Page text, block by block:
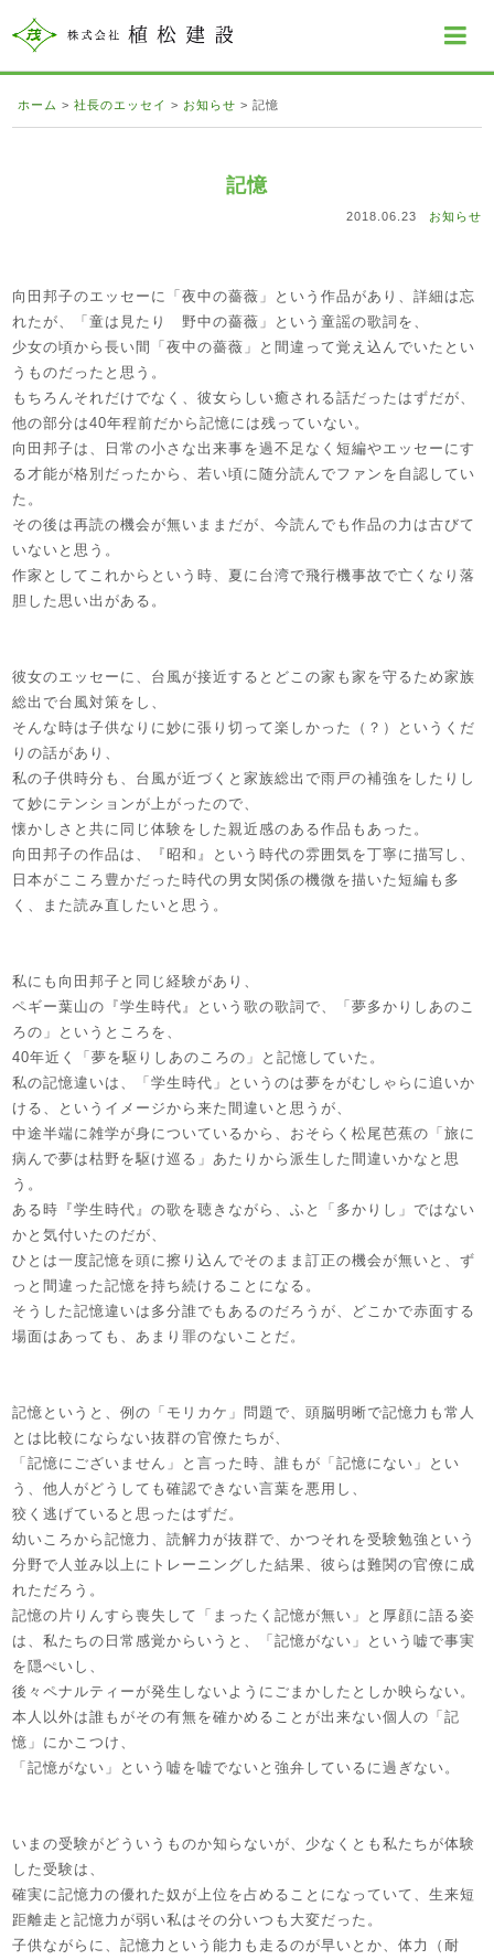
ホーム >社長のエッセイ > お知らせ >記憶
記憶
2018.06.23 お知らせ
向田邦子のエッセーに「夜中の薔薇」という作品があり、詳細は忘
れたが、「童は見たり 野中の薔薇」という童謡の歌詞を、
少女の頃から長い間「夜中の薔薇」と間違って覚え込んでいたとい
うものだったと思う。
もちろんそれだけでなく、彼女らしい癒される話だったはずだが、
他の部分は40年程前だから記憶には残っていない。
向田邦子は、日常の小さな出来事を過不足なく短編やエッセーにす
る才能が格別だったから、若い頃に随分読んでファンを自認してい
た。
その後は再読の機会が無いままだが、今読んでも作品の力は古びて
いないと思う。
作家としてこれからという時、夏に台湾で飛行機事故で亡くなり落
胆した思い出がある。
彼女のエッセーに、台風が接近するとどこの家も家を守るため家族
総出で台風対策をし、
そんな時は子供なりに妙に張り切って楽しかった（？）というくだ
りの話があり、
私の子供時分も、台風が近づくと家族総出で雨戸の補強をしたりし
て妙にテンションが上がったので、
懐かしさと共に同じ体験をした親近感のある作品もあった。
向田邦子の作品は、『昭和』という時代の雰囲気を丁寧に描写し、
日本がこころ豊かだった時代の男女関係の機微を描いた短編も多
く、また読み直したいと思う。
私にも向田邦子と同じ経験があり、
ペギー葉山の『学生時代』という歌の歌詞で、「夢多かりしあのこ
ろの」というところを、
40年近く「夢を駆りしあのころの」と記憶していた。
私の記憶違いは、「学生時代」というのは夢をがむしゃらに追いか
ける、というイメージから来た間違いと思うが、
中途半端に雑学が身についているから、おそらく松尾芭蕉の「旅に
病んで夢は枯野を駆け巡る」あたりから派生した間違いかなと思
う。
ある時『学生時代』の歌を聴きながら、ふと「多かりし」ではない
かと気付いたのだが、
ひとは一度記憶を頭に擦り込んでそのまま訂正の機会が無いと、ず
っと間違った記憶を持ち続けることになる。
そうした記憶違いは多分誰でもあるのだろうが、どこかで赤面する
場面はあっても、あまり罪のないことだ。
記憶というと、例の「モリカケ」問題で、頭脳明晰で記憶力も常人
とは比較にならない抜群の官僚たちが、
「記憶にございません」と言った時、誰もが「記憶にない」とい
う、他人がどうしても確認できない言葉を悪用し、
狡く逃げていると思ったはずだ。
幼いころから記憶力、読解力が抜群で、かつそれを受験勉強という
分野で人並み以上にトレーニングした結果、彼らは難関の官僚に成
れただろう。
記憶の片りんすら喪失して「まったく記憶が無い」と厚顔に語る姿
は、私たちの日常感覚からいうと、「記憶がない」という嘘で事実
を隠ぺいし、
後々ペナルティーが発生しないようにごまかしたとしか映らない。
本人以外は誰もがその有無を確かめることが出来ない個人の「記
憶」にかこつけ、
「記憶がない」という嘘を嘘でないと強弁しているに過ぎない。
いまの受験がどういうものか知らないが、少なくとも私たちが体験
した受験は、
確実に記憶力の優れた奴が上位を占めることになっていて、生来短
距離走と記憶力が弱い私はその分いつも大変だった。
子供ながらに、記憶力という能力も走るのが早いとか、体力（耐